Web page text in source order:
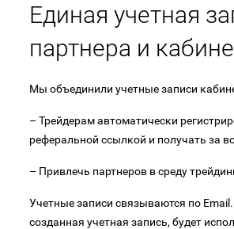
Единая учетная
партнера и
Мы объединили учетные записи
– Трейдерам автоматически
реферальной ссылкой и получать за
– Привлечь партнеров в среду
Учетные записи связываются по
созданная учетная запись, будет